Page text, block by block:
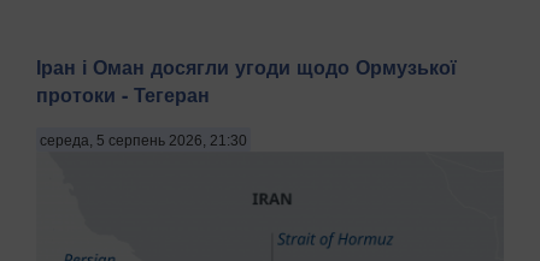
Іран і Оман досягли угоди щодо Ормузької
протоки - Тегеран
середа, 5 серпень 2026, 21:30